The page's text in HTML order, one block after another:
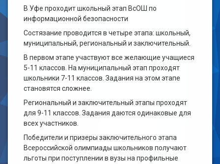
В Уфе проходит школьный этап ВсОШ по
информационной безопасности
Состязание проводится в четыре этапа: школьный,
муниципальный, региональный и заключительный.
В первом этапе участвуют все желающие учащиеся
5-11 классов. На муниципальный этап проходят
школьники 7-11 классов. Задания на этом этапе
становятся сложнее.
Региональный и заключительный этапы проходят
для 9-11 классов. Задания даются одинаковые для
всех участников.
Победители и призеры заключительного этапа
Всероссийской олимпиады школьников получают
льготы при поступлении в вузы на профильные